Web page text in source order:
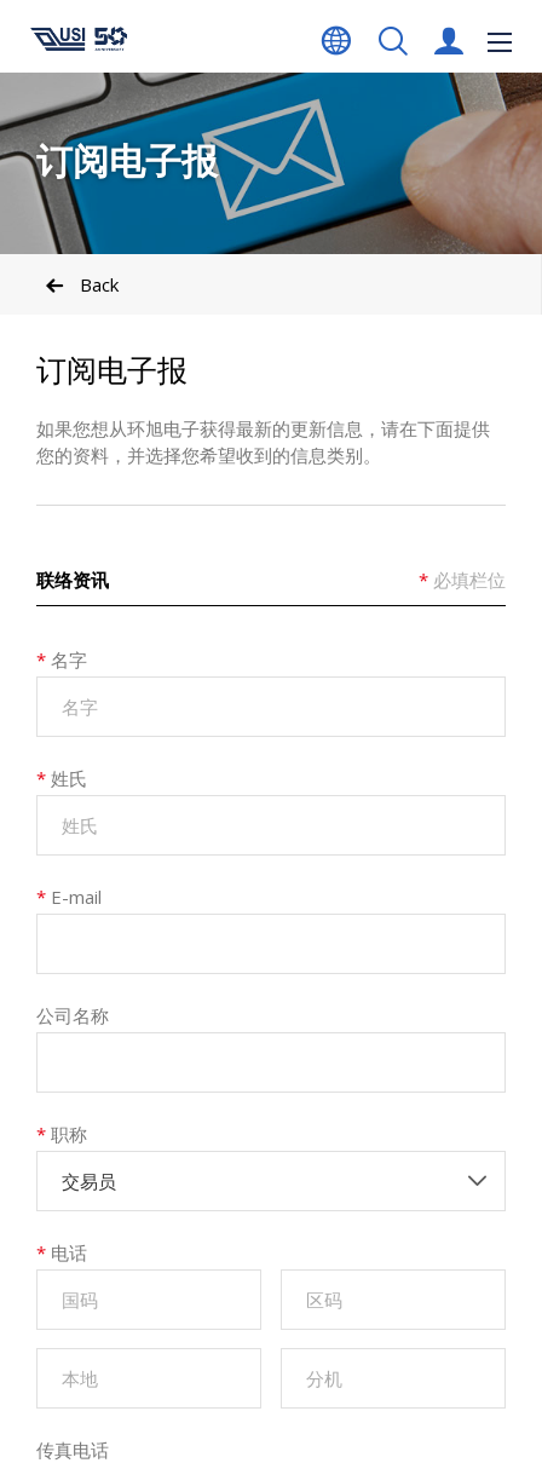
订阅电子报
Back
订阅电子报
如果您想从环旭电子获得最新的更新信息，请在下面提供
您的资料，并选择您希望收到的信息类别。
* 必填栏位
联络资讯
* 名字
* 姓氏
* E-mail
公司名称
* 职称
交易员
* 电话
传真电话